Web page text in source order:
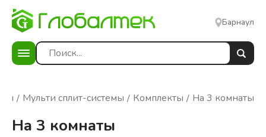
Барнаул
Мульти сплит-системы Комплекты На 3 комнаты
На 3 комнаты